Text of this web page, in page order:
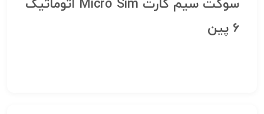
سوکت سیم کارت Micro Sim اتوماتیک
6 پین